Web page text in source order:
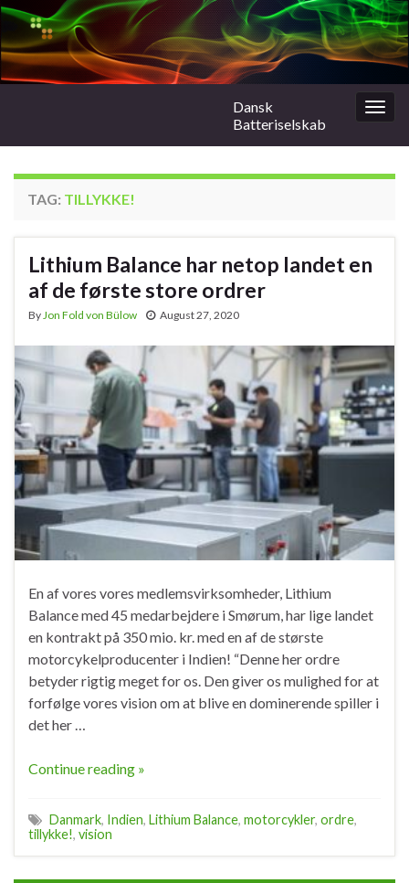
Dansk
Batteriselskab
TAG: TILLYKKE!
Lithium Balance har netop landet en
af de første store ordrer
ByJon Fold von Bülow August 27, 2020
En af vores vores medlemsvirksomheder, Lithium
Balance med 45 medarbejdere i Smørum, har lige landet
en kontrakt på 350 mio. kr. med en af de største
motorcykelproducenter i Indien! “Denne her ordre
betyder rigtig meget for os. Den giver os mulighed for at
forfølge vores vision om at blive en dominerende spiller i
det her …
Continue reading »
Danmark, Indien, Lithium Balance, motorcykler, ordre,
tillykke!, vision